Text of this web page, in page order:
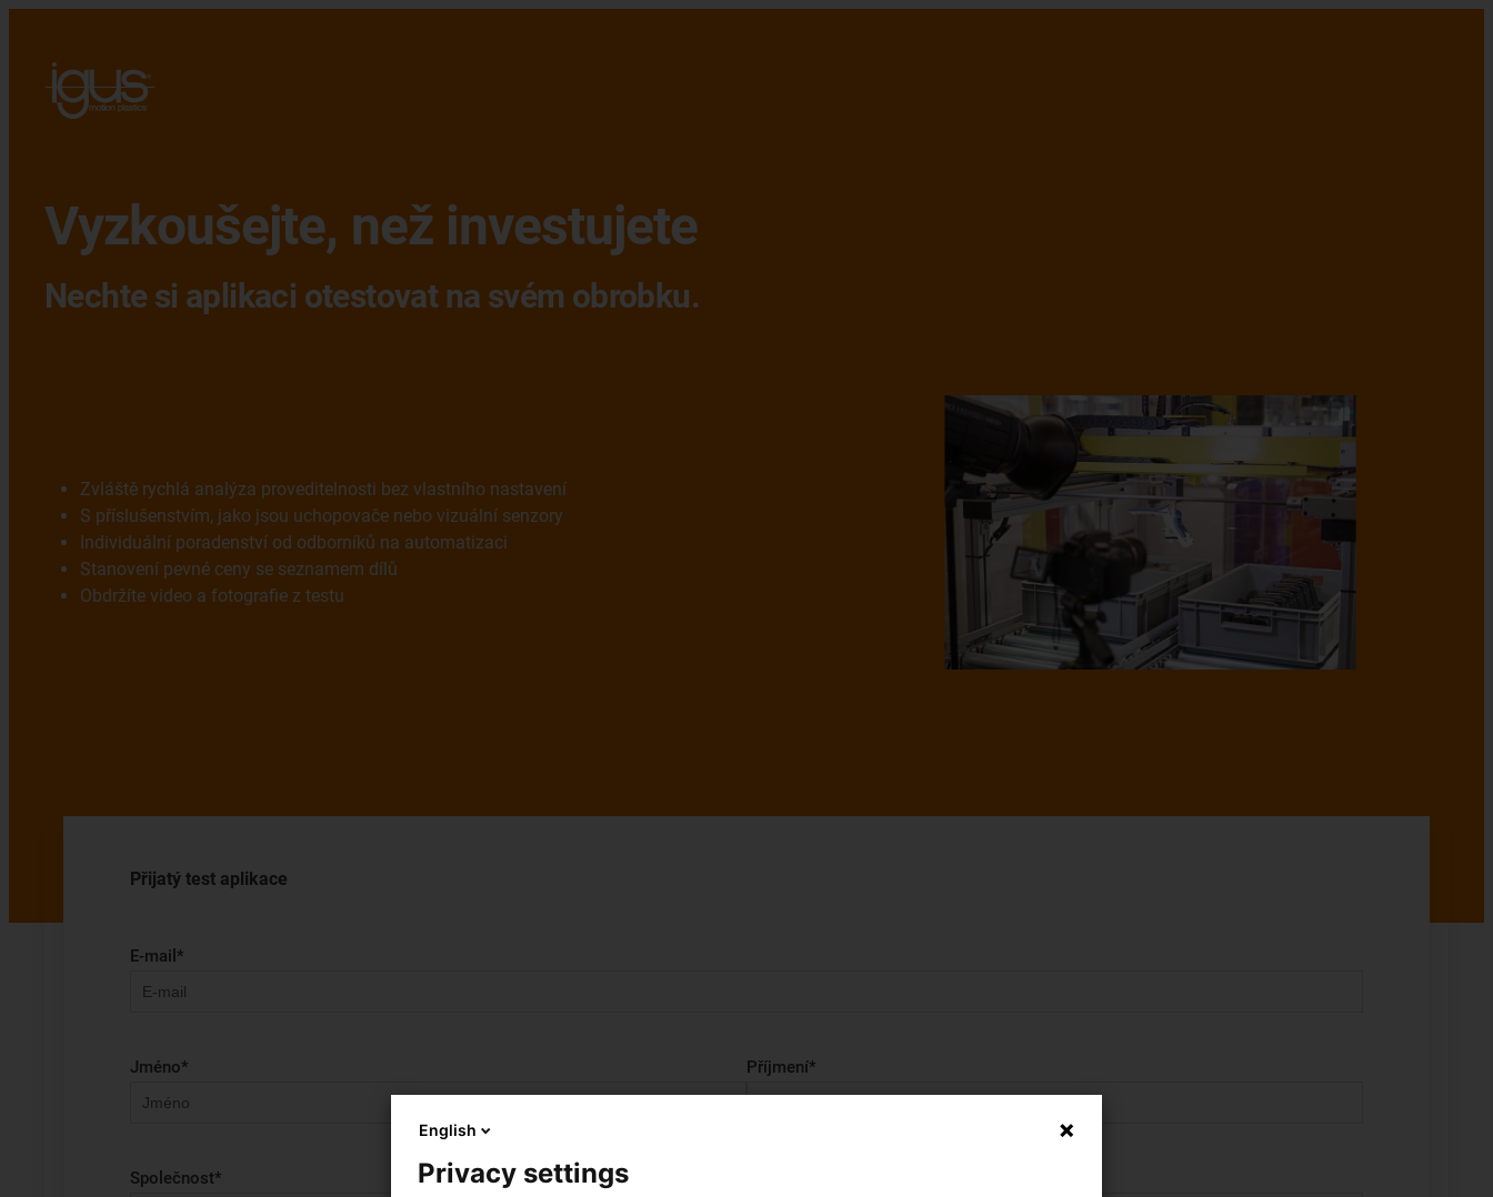
Vyzkoušejte, než investujete
Nechte si aplikaci otestovat na svém obrobku.
Zvláště rychlá analýza proveditelnosti bez vlastního nastavení
S příslušenstvím, jako jsou uchopovače nebo vizuální senzory
Individuální poradenství od odborníků na automatizaci
Stanovení pevné ceny se seznamem dílů
Obdržíte video a fotografie z testu
Přijatý test aplikace
E-mail *
Jméno* Příjmení*
Společnost*
English
Privacy settings